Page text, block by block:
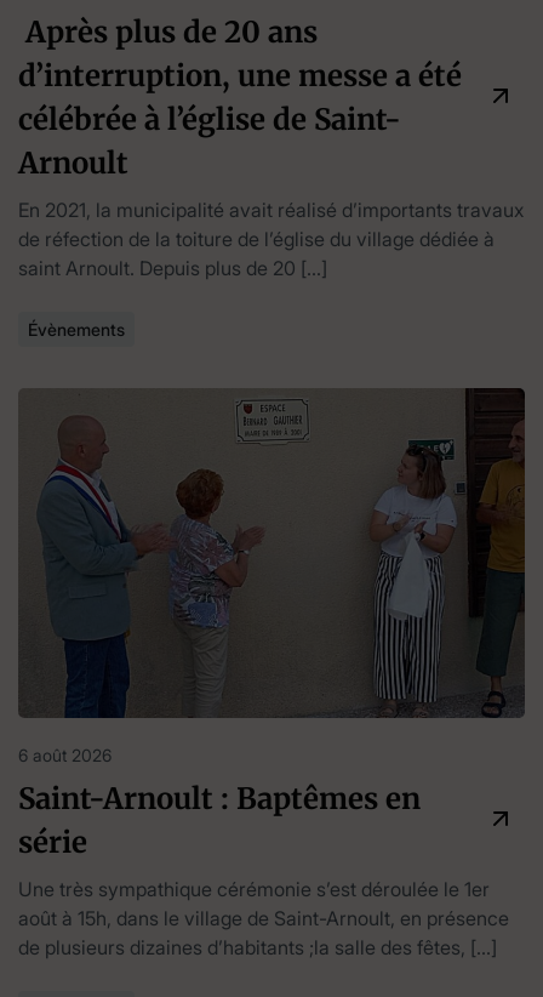
Après plus de 20 ans
d’interruption, une messe a été
célébrée à l’église de Saint-
Arnoult
En 2021, la municipalité avait réalisé d’importants travaux
de réfection de la toiture de l’église du village dédiée à
saint Arnoult. Depuis plus de 20 […]
Évènements
6 août 2026
Saint-Arnoult : Baptêmes en
série
Une très sympathique cérémonie s’est déroulée le 1er
août à 15h, dans le village de Saint-Arnoult, en présence
de plusieurs dizaines d’habitants ;la salle des fêtes, […]